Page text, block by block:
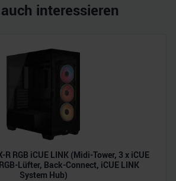
interessieren
R RGB iCUE LINK (Midi-Tower, 3 x iCUE
Lüfter, Back-Connect, iCUE LINK
System Hub)